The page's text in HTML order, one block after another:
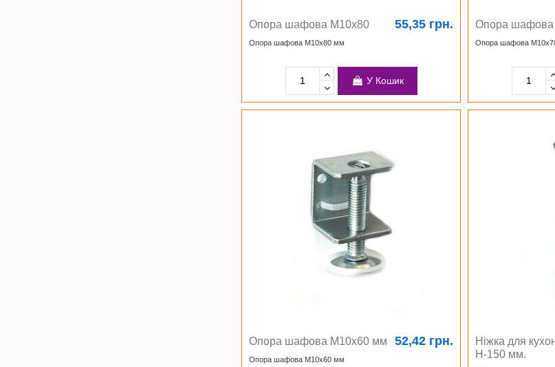
Опора шафова М10х80 55,35 грн.
Опора шафова М10х80 мм
У Кошик
Опора
Опора шафова
Опора шафова М10х60 мм 52,42 грн.
Опора шафова М10х60 мм
Ніжка для
H-150 мм.